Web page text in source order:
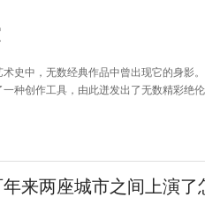
史中，无数经典作品中曾出现它的身影
种创作工具，由此迸发出了无数精彩绝
年来两座城市之间上演